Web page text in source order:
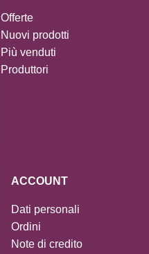
Offerte
Nuovi prodotti
Più venduti
Produttori
ACCOUNT
Dati personali
Ordini
Note di credito